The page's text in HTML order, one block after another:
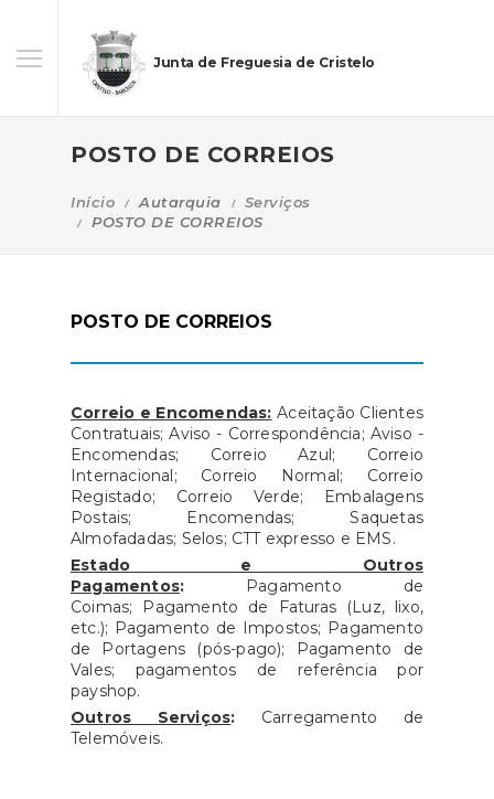
Junta de Freguesia de Cristelo
POSTO DE CORREIOS
Início Autarquia
Serviços
POSTO DE CORREIOS
POSTO DE CORREIOS
Correio e Encomendas: Aceitação Clientes
Contratuais; Aviso - Correspondência; Aviso -
Encomendas; Correio Azul; Correio
Internacional; Correio Normal; Correio
Registado; Correio Verde; Embalagens
Postais; Encomendas; Saquetas
Almofadadas; Selos; CTT expresso e EMS.
Estado e Outros
Pagamentos:
Pagamento de
Coimas; Pagamento de Faturas (Luz, lixo,
etc.); Pagamento de Impostos; Pagamento
de Portagens (pós-pago); Pagamento de
Vales; pagamentos de referência por
payshop.
Outros Serviços: Carregamento de
Telemóveis.